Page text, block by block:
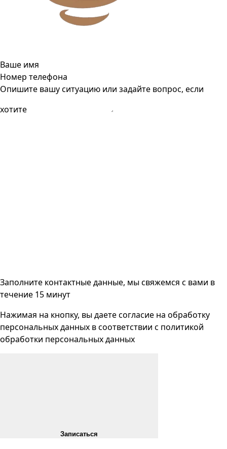
Ваше имя
Номер телефона
Опишите вашу ситуацию или задайте вопрос, если
хотите
Заполните контактные данные, мы свяжемся с вами в
течение 15 минут
Нажимая на кнопку, вы даете согласие на обработку
персональных данных в соответствии с политикой
обработки персональных данных
Записаться